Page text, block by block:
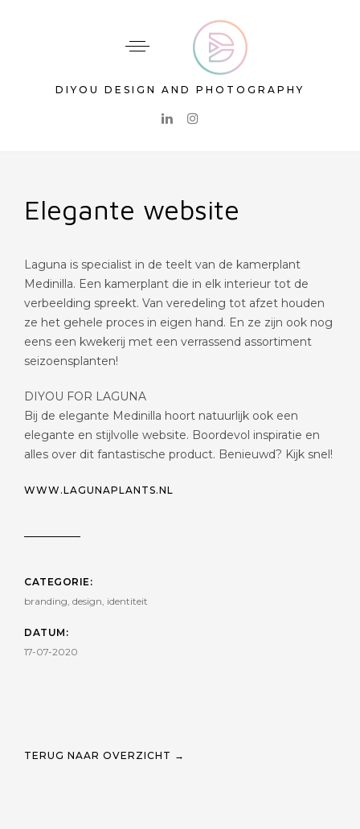
DIYOU DESIGN AND PHOTOGRAPHY
Elegante website
Laguna is specialist in de teelt van de kamerplant
Medinilla. Een kamerplant die in elk interieur tot de
verbeelding spreekt. Van veredeling tot afzet houden
ze het gehele proces in eigen hand. En ze zijn ook nog
eens een kwekerij met een verrassend assortiment
seizoensplanten!
DIYOU FOR LAGUNA
Bij de elegante Medinilla hoort natuurlijk ook een
elegante en stijlvolle website. Boordevol inspiratie en
alles over dit fantastische product. Benieuwd? Kijk snel!
WWW.LAGUNAPLANTS.NL
CATEGORIE:
branding, design, identiteit
DATUM:
17-07-2020
TERUG NAAR OVERZICHT →